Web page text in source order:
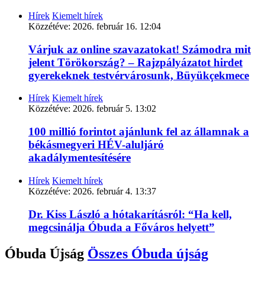
Hírek Kiemelt hírek
Közzétéve: 2026. február 16. 12:04
Várjuk az online szavazatokat! Számodra mit
jelent Törökország? – Rajzpályázatot hirdet
gyerekeknek testvérvárosunk, Büyükçekmece
Hírek Kiemelt hírek
Közzétéve: 2026. február 5. 13:02
100 millió forintot ajánlunk fel az államnak a
békásmegyeri HÉV-aluljáró
akadálymentesítésére
Hírek Kiemelt hírek
Közzétéve: 2026. február 4. 13:37
Dr. Kiss László a hótakarításról: “Ha kell,
megcsinálja Óbuda a Főváros helyett”
Óbuda Újság Összes Óbuda újság